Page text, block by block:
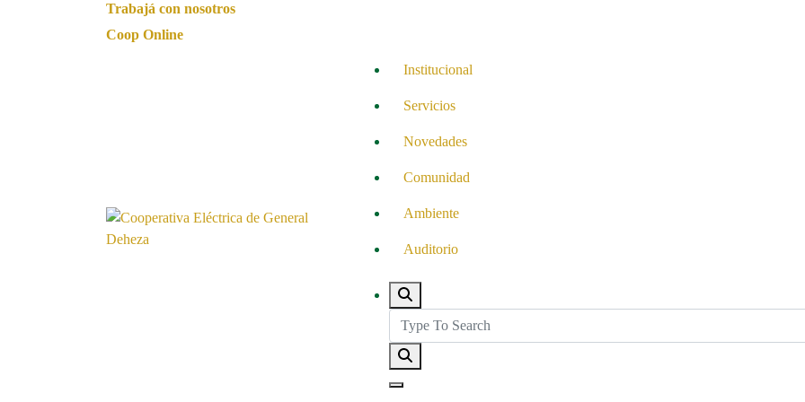
Trabajá con nosotros
Coop Online
Institucional
Servicios
Novedades
Comunidad
Ambiente
Auditorio